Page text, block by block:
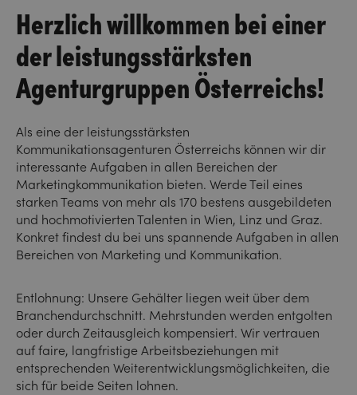
Herzlich willkommen bei einer
der leistungsstärksten
Agenturgruppen Österreichs!
Als eine der leistungsstärksten
Kommunikationsagenturen Österreichs können wir dir
interessante Aufgaben in allen Bereichen der
Marketingkommunikation bieten. Werde Teil eines
starken Teams von mehr als 170 bestens ausgebildeten
und hochmotivierten Talenten in Wien, Linz und Graz.
Konkret findest du bei uns spannende Aufgaben in allen
Bereichen von Marketing und Kommunikation.
Entlohnung: Unsere Gehälter liegen weit über dem
Branchendurchschnitt. Mehrstunden werden entgolten
oder durch Zeitausgleich kompensiert. Wir vertrauen
auf faire, langfristige Arbeitsbeziehungen mit
entsprechenden Weiterentwicklungsmöglichkeiten, die
sich für beide Seiten lohnen.